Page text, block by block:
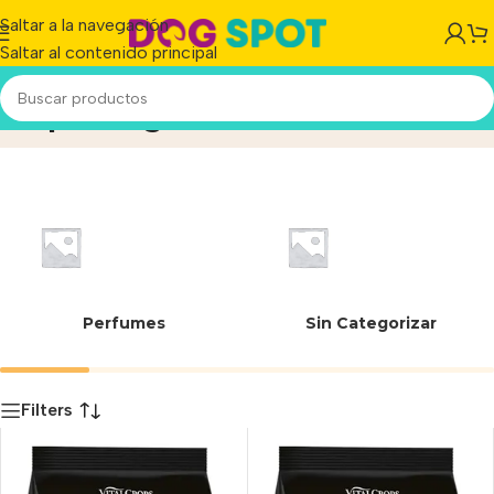
Saltar a la navegación
Saltar al contenido principal
HipoalergénicoInicio/Producto
Perfumes Sin Categorizar
Filters